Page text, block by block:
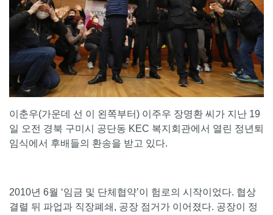
이춘우(가운데 선 이 왼쪽부터) 이주우 장명환 씨가 지난 19
일 오전 경북 구미시 공단동 KEC 복지회관에서 열린 정년퇴
임식에서 후배들의 환송을 받고 있다.
2010년 6월 ‘임금 및 단체협약’이 험로의 시작이었다. 협상
결렬 뒤 파업과 직장폐쇄, 공장 점거가 이어졌다. 공장이 정